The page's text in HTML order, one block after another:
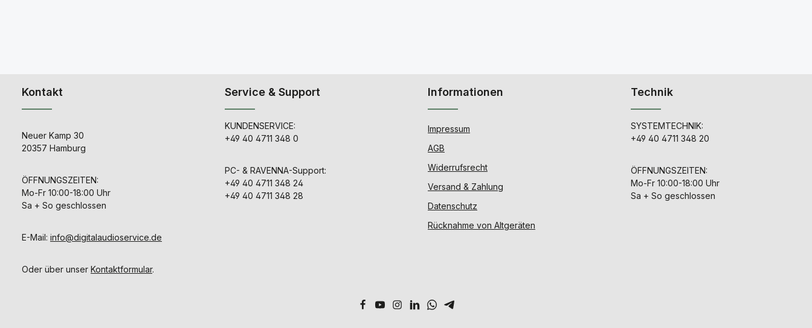
Kontakt
Neuer Kamp 30
20357 Hamburg
ÖFFNUNGSZEITEN:
Mo-Fr 10:00-18:00 Uhr
Sa + So geschlossen
E-Mail: info@digitalaudioservice.de
Oder über unser Kontaktformular.
Service & Support
KUNDENSERVICE:
+49 40 4711 348 0
PC- & RAVENNA-Support:
+49 40 4711 348 24
+49 40 4711 348 28
Informationen
Impressum
AGB
Widerrufsrecht
Versand & Zahlung
Datenschutz
Rücknahme von Altgeräten
Technik
SYSTEMTECHNIK:
+49 40 4711 348 20
ÖFFNUNGSZEITEN:
Mo-Fr 10:00-18:00 Uhr
Sa + So geschlossen